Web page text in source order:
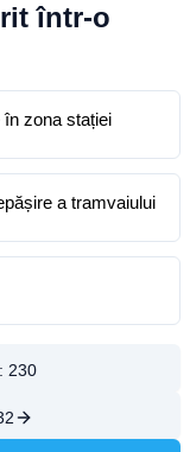
într-o
zona stației
a tramvaiului
230